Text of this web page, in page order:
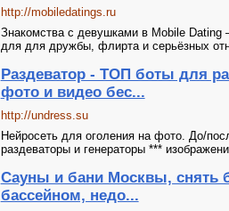
http://mobiledatings.ru
Знакомства с девушками в Mobile
для для дружбы, флирта и серьёзных
Раздеватор - ТОП боты для
фото и видео бес...
http://undress.su
Нейросеть для оголения на фото. До/
раздеваторы и генераторы ***
Сауны и бани Москвы, снять
бассейном, недо...